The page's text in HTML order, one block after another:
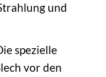
und
spezielle
vor den